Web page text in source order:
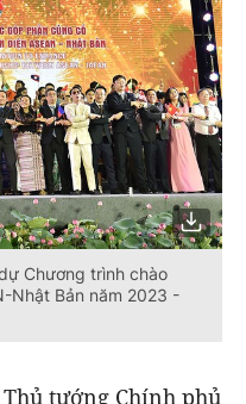
Chương trình chào
Nhật Bản năm 2023 -
Thủ tướng Chính phủ